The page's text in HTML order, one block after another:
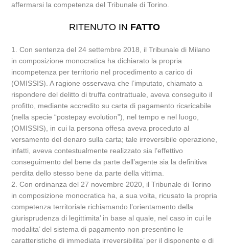
affermarsi la competenza del Tribunale di Torino.
RITENUTO IN FATTO
1. Con sentenza del 24 settembre 2018, il Tribunale di Milano
in composizione monocratica ha dichiarato la propria
incompetenza per territorio nel procedimento a carico di
(OMISSIS). A ragione osservava che l’imputato, chiamato a
rispondere del delitto di truffa contrattuale, aveva conseguito il
profitto, mediante accredito su carta di pagamento ricaricabile
(nella specie “postepay evolution”), nel tempo e nel luogo,
(OMISSIS), in cui la persona offesa aveva proceduto al
versamento del denaro sulla carta; tale irreversibile operazione,
infatti, aveva contestualmente realizzato sia l’effettivo
conseguimento del bene da parte dell’agente sia la definitiva
perdita dello stesso bene da parte della vittima.
2. Con ordinanza del 27 novembre 2020, il Tribunale di Torino
in composizione monocratica ha, a sua volta, ricusato la propria
competenza territoriale richiamando l’orientamento della
giurisprudenza di legittimita’ in base al quale, nel caso in cui le
modalita’ del sistema di pagamento non presentino le
caratteristiche di immediata irreversibilita’ per il disponente e di